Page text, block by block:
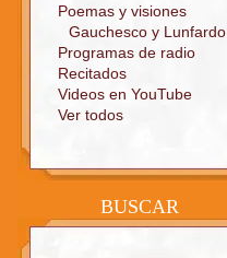
Poemas y visiones
Gauchesco y Lunfardo
Programas de radio
Recitados
Videos en YouTube
Ver todos
BUSCAR